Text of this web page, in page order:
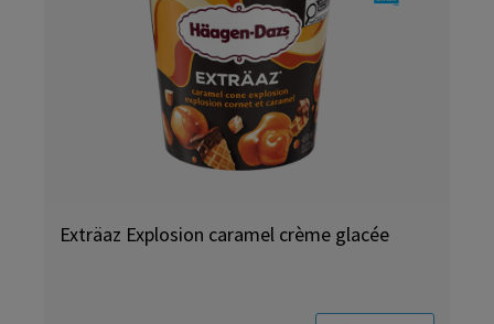
Exträaz Explosion caramel crème glacée